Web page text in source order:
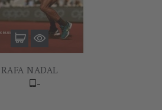
RAFA NADAL
-